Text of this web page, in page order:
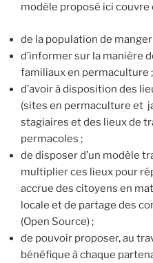
modèle proposé ici couvre
de la population de
d’informer sur la manière
familiaux en permaculture ;
d’avoir à disposition des
(sites en permaculture et
stagiaires et des lieux de
permacoles ;
de disposer d’un modèle
multiplier ces lieux pour
accrue des citoyens en
locale et de partage des
(Open Source) ;
de pouvoir proposer, au
bénéfique à chaque